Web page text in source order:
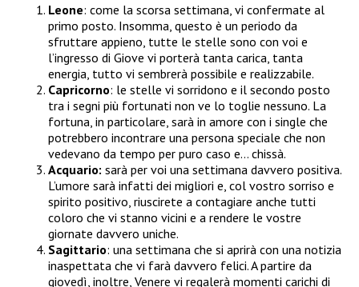
Leone: come la scorsa settimana, vi confermate al
primo posto. Insomma, questo è un periodo da
sfruttare appieno, tutte le stelle sono con voi e
l’ingresso di Giove vi porterà tanta carica, tanta
energia, tutto vi sembrerà possibile e realizzabile.
Capricorno: le stelle vi sorridono e il secondo posto
tra i segni più fortunati non ve lo toglie nessuno. La
fortuna, in particolare, sarà in amore con i single che
potrebbero incontrare una persona speciale che non
vedevano da tempo per puro caso e… chissà.
Acquario: sarà per voi una settimana davvero positiva.
L’umore sarà infatti dei migliori e, col vostro sorriso e
spirito positivo, riuscirete a contagiare anche tutti
coloro che vi stanno vicini e a rendere le vostre
giornate davvero uniche.
Sagittario: una settimana che si aprirà con una notizia
inaspettata che vi farà davvero felici. A partire da
giovedì, inoltre, Venere vi regalerà momenti carichi di